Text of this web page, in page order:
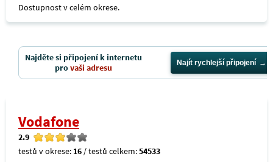
Dostupnost v celém okrese.
Najděte si připojení k internetu
provaši adresu Najít rychlejší připojení
Vodafone
2.9
testů v okrese: 16 / testů celkem:54533